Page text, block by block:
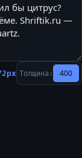
px Толщина: 400